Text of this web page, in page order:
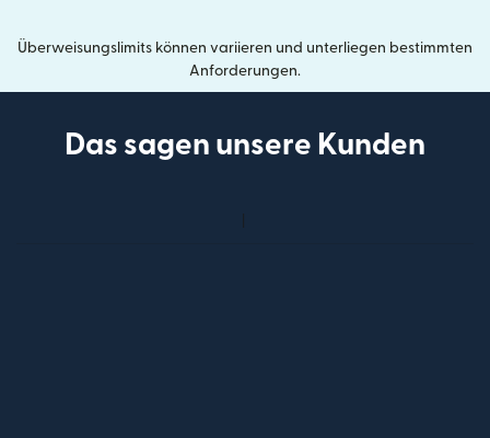
Überweisungslimits können variieren und unterliegen bestimmten
Anforderungen.
Das sagen unsere Kunden